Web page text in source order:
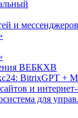
и
ВЕБКХВ
BitrixGPT +
и
для